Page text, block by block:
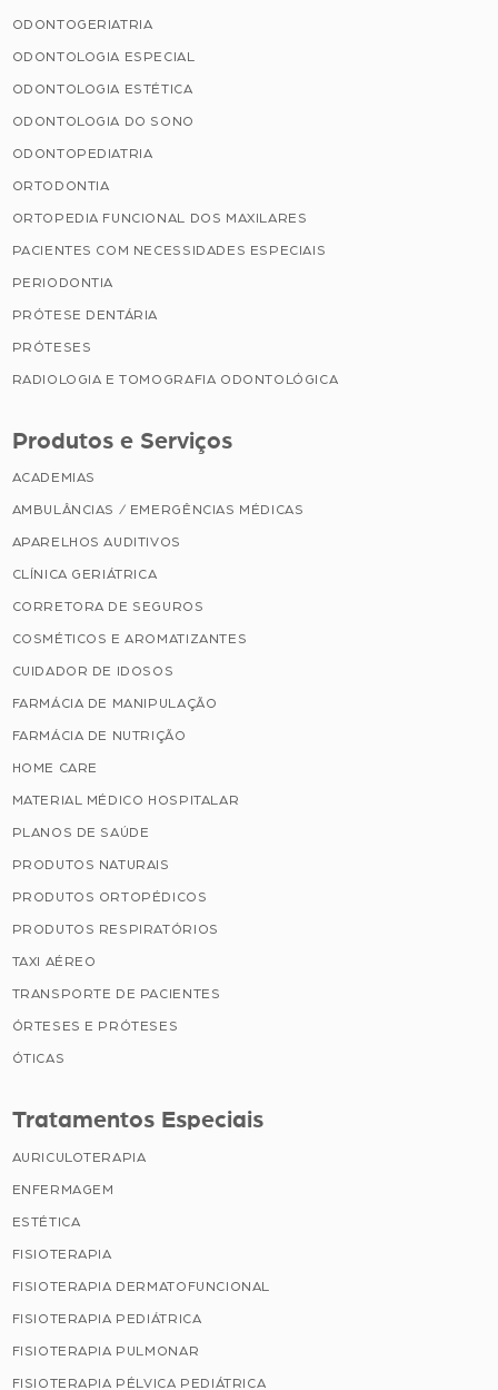
ODONTOGERIATRIA
ODONTOLOGIA ESPECIAL
ODONTOLOGIA ESTÉTICA
ODONTOLOGIA DO SONO
ODONTOPEDIATRIA
ORTODONTIA
ORTOPEDIA FUNCIONAL DOS MAXILARES
PACIENTES COM NECESSIDADES ESPECIAIS
PERIODONTIA
PRÓTESE DENTÁRIA
PRÓTESES
RADIOLOGIA E TOMOGRAFIA ODONTOLÓGICA
Produtos e Serviços
ACADEMIAS
AMBULÂNCIAS / EMERGÊNCIAS MÉDICAS
APARELHOS AUDITIVOS
CLÍNICA GERIÁTRICA
CORRETORA DE SEGUROS
COSMÉTICOS E AROMATIZANTES
CUIDADOR DE IDOSOS
FARMÁCIA DE MANIPULAÇÃO
FARMÁCIA DE NUTRIÇÃO
HOME CARE
MATERIAL MÉDICO HOSPITALAR
PLANOS DE SAÚDE
PRODUTOS NATURAIS
PRODUTOS ORTOPÉDICOS
PRODUTOS RESPIRATÓRIOS
TAXI AÉREO
TRANSPORTE DE PACIENTES
ÓRTESES E PRÓTESES
ÓTICAS
Tratamentos Especiais
AURICULOTERAPIA
ENFERMAGEM
ESTÉTICA
FISIOTERAPIA
FISIOTERAPIA DERMATOFUNCIONAL
FISIOTERAPIA PEDIÁTRICA
FISIOTERAPIA PULMONAR
FISIOTERAPIA PÉLVICA PEDIÁTRICA